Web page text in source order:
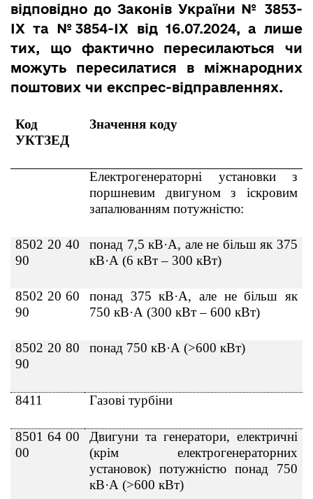
відповідно до Законів України № 3853-
IX та №3854-IX від 16.07.2024, а лише
тих, що фактично пересилаються чи
можуть пересилатися в міжнародних
поштових чи експрес-відправленнях.
Код
УКТЗЕД
Значення коду
Електрогенераторні установки з
поршневим двигуном з іскровим
запалюванням потужністю:
8502 20 40
90
понад 7,5 кВ·А, але не більш як 375
кВ·А (6 кВт – 300 кВт)
8502 20 60
90
понад 375 кВ·А, але не більш як
750 кВ·А (300 кВт – 600 кВт)
8502 20 80
90
понад 750 кВ·А (>600кВт)
8411 Газові турбіни
8501 64 00
00
Двигуни та генератори, електричні
(крім електрогенераторних
установок) потужністю понад 750
кВ·А (>600 кВт)